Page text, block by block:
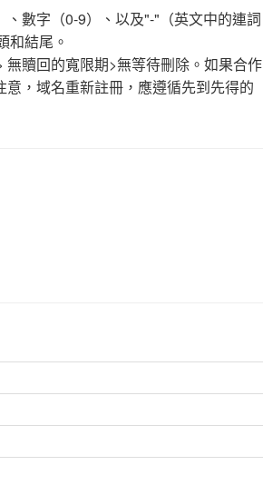
數字（0-9）、以及"-"（英文中的連詞
和結尾。
贖回的寬限期>無等待刪除。如果合作
，域名重新註冊，應遵循先到先得的